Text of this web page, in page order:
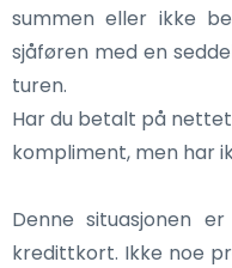
summen eller ikke
sjåføren med en
turen.
Har du betalt på
kompliment, men har
Denne situasjonen
kredittkort. Ikke noe